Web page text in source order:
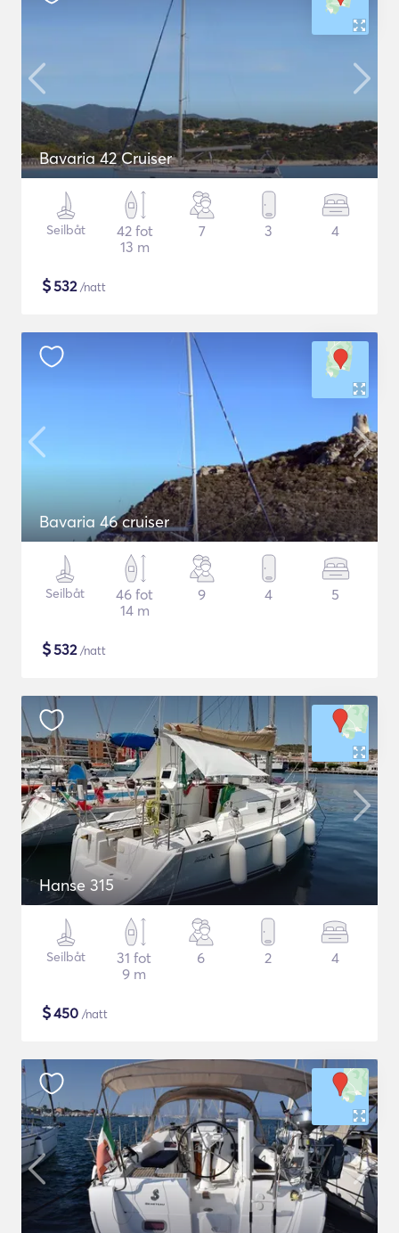
Bavaria 42 Cruiser
Seilbåt
42 fot
13 m
7 3 4
$532/natt
Bavaria 46 cruiser
Seilbåt
46 fot
14 m
9 4 5
$532/natt
Hanse 315
Seilbåt
31 fot
9 m
6 2 4
$450 /natt